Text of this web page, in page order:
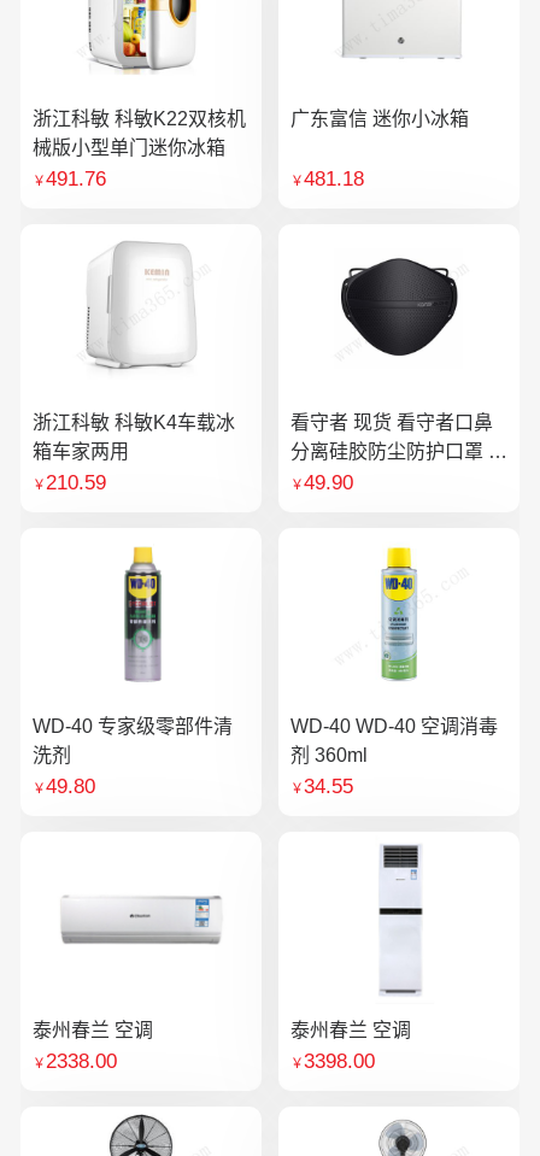
浙江科敏 科敏K22双核机
械版小型单门迷你冰箱
￥491.76
广东富信 迷你小冰箱
￥481.18
浙江科敏 科敏K4车载冰
箱车家两用
￥210.59
看守者 现货 看守者口鼻
分离硅胶防尘防护口罩 1
个口罩含10片滤芯
￥49.90
WD-40 专家级零部件清
洗剂
￥49.80
WD-40 WD-40 空调消毒
剂 360ml
￥34.55
泰州春兰 空调
￥2338.00
泰州春兰 空调
￥3398.00